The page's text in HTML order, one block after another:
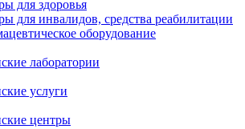
для здоровья
для инвалидов, средства реабилитации
оборудование
лаборатории
услуги
центры